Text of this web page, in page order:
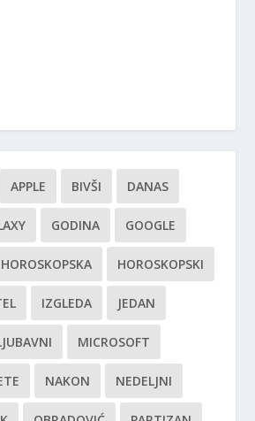
APPLE BIVŠI DANAS
GODINA GOOGLE
HOROSKOPSKA HOROSKOPSKI
IZGLEDA JEDAN
MICROSOFT
NAKON NEDELJNI